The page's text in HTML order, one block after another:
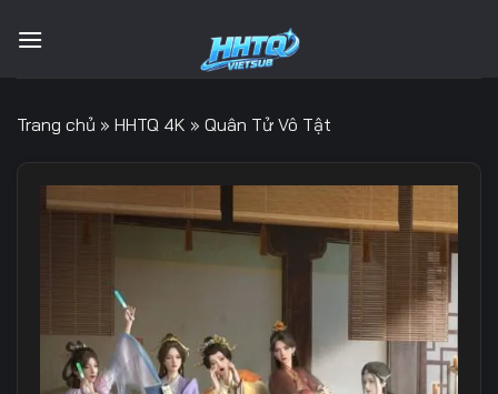
qua
Trang chủ » HHTQ 4K » Quân Tử Vô Tật